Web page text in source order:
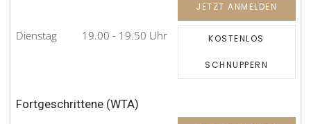
Dienstag 19.00 - 19.50 Uhr
JETZT ANMELDEN
KOSTENLOS
SCHNUPPERN
Fortgeschrittene (WTA)